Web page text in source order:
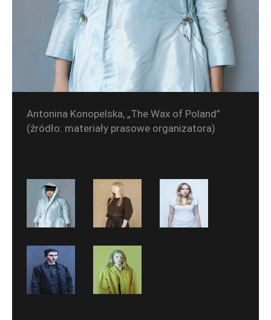
Antonina Konopelska, „The Wax of Poland”
(źródło: materiały prasowe organizatora)